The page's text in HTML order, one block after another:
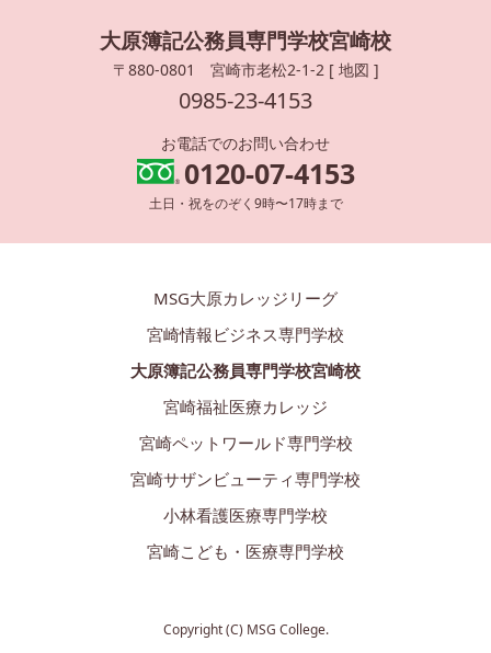
大原簿記公務員専門学校宮崎校
〒880-0801 宮崎市老松2-1-2 [ 地図 ]
0985-23-4153
お電話でのお問い合わせ
0120-07-4153
土日・祝をのぞく9時〜17時まで
MSG大原カレッジリーグ
宮崎情報ビジネス専門学校
大原簿記公務員専門学校宮崎校
宮崎福祉医療カレッジ
宮崎ペットワールド専門学校
宮崎サザンビューティ専門学校
小林看護医療専門学校
宮崎こども・医療専門学校
Copyright (C) MSG College.